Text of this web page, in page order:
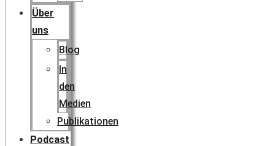
Über
uns
Blog
In
den
Medien
Publikationen
Podcast